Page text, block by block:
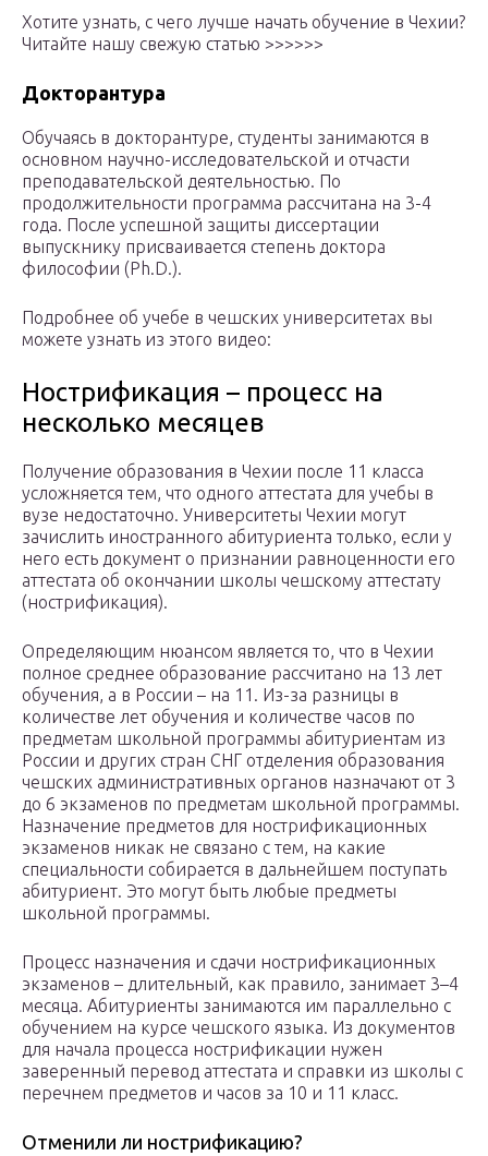
Хотите узнать, с чего лучше начать обучение в Чехии?
Читайте нашу свежую статью >>>>>>
Докторантура
Обучаясь в докторантуре, студенты занимаются в
основном научно-исследовательской и отчасти
преподавательской деятельностью. По
продолжительности программа рассчитана на 3-4
года. После успешной защиты диссертации
выпускнику присваивается степень доктора
философии (Ph.D.).
Подробнее об учебе в чешских университетах вы
можете узнать из этого видео:
Нострификация – процесс на
несколько месяцев
Получение образования в Чехии после 11 класса
усложняется тем, что одного аттестата для учебы в
вузе недостаточно. Университеты Чехии могут
зачислить иностранного абитуриента только, если у
него есть документ о признании равноценности его
аттестата об окончании школы чешскому аттестату
(нострификация).
Определяющим нюансом является то, что в Чехии
полное среднее образование рассчитано на 13 лет
обучения, а в России – на 11. Из-за разницы в
количестве лет обучения и количестве часов по
предметам школьной программы абитуриентам из
России и других стран СНГ отделения образования
чешских административных органов назначают от 3
до 6 экзаменов по предметам школьной программы.
Назначение предметов для нострификационных
экзаменов никак не связано с тем, на какие
специальности собирается в дальнейшем поступать
абитуриент. Это могут быть любые предметы
школьной программы.
Процесс назначения и сдачи нострификационных
экзаменов – длительный, как правило, занимает 3–4
месяца. Абитуриенты занимаются им параллельно с
обучением на курсе чешского языка. Из документов
для начала процесса нострификации нужен
заверенный перевод аттестата и справки из школы с
перечнем предметов и часов за 10 и 11 класс.
Отменили ли нострификацию?